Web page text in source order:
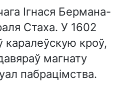
Ігнася Бермана-
Стаха. У 1602
каралеўскую кроў,
магнату
пабрацімства.